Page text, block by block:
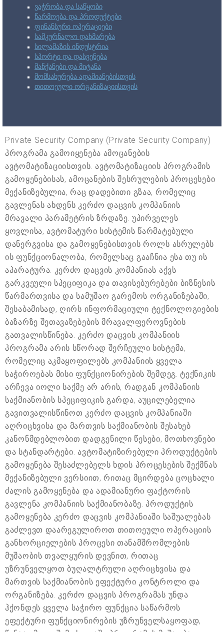
ვაჭრობა და საწყობი
წარმოება და პროდუქტები
ფინანსური ოპერაციები
სამკურნალო დახმარება
სილამაზის ინდუსტრია
სპორტი და დასვენება
მანქანები და მიტანა
მომსახურება ადამიანებისთვის
თითოეული ორგანიზაციისთვის
Private Security Company (Private Security Company)
პროგრამა გამოიყენება ამოცანების
ავტომატიზაციისთვის. ავტომატიზაციის პროგრამის
გამოყენებისას, ამოცანების შესრულების პროცესები
მექანიზებულია, რაც დადებითი გზაა, რომელიც
გავლენას ახდენს კერძო დაცვის კომპანიის
მრავალი პარამეტრის ზრდაზე. უპირველეს
ყოვლისა, ავტომატური სისტემის წარმატებული
დანერგვისა და გამოყენებისთვის როლს ასრულებს
ის ფუნქციონალობა, რომელსაც გააჩნია ესა თუ ის
აპარატურა. კერძო დაცვის კომპანიას აქვს
გარკვეული სპეციფიკა და თავისებურებები ბიზნესის
წარმართვისა და სამუშაო გარემოს ორგანიზებაში,
შესაბამისად, ღირს ინფორმაციული ტექნოლოგიების
ბაზარზე შეთავაზებების მრავალფეროვნების
გათვალისწინება. კერძო დაცვის კომპანიის
პროგრამა არის სწორად შერჩეული სისტემა,
რომელიც აკმაყოფილებს კომპანიის ყველა
საჭიროებას მისი ფუნქციონირების შემდეგ. ტექნიკის
არჩევა იოლი საქმე არ არის, რადგან კომპანიის
საქმიანობის სპეციფიკის გარდა, აუცილებელია
გავითვალისწინოთ კერძო დაცვის კომპანიაში
აღრიცხვისა და მართვის საქმიანობის შესახებ
კანონმდებლობით დადგენილი წესები, მოთხოვნები
და სტანდარტები. ავტომატიზირებული პროდუქტების
გამოყენება შესაძლებელს ხდის პროცესების შექმნას
მექანიზებული ვერსიით, რითაც მცირდება ცოცხალი
ძალის გამოყენება და ადამიანური ფაქტორის
გავლენა კომპანიის საქმიანობაზე. პროდუქტის
გამოყენება კერძო დაცვის კომპანიაში საშუალებას
გაძლევთ დაარეგულიროთ თითოეული ოპერაციის
განხორციელების პროცესი თანამშრომლების
მუშაობის თვალყურის დევნით, რითაც
უზრუნველყოთ ბუღალტრული აღრიცხვისა და
მართვის საქმიანობის ეფექტური კონტროლი და
ორგანიზება. კერძო დაცვის პროგრამას უნდა
ჰქონდეს ყველა საჭირო ფუნქცია საწარმოს
ეფექტური ფუნქციონირების უზრუნველსაყოფად,